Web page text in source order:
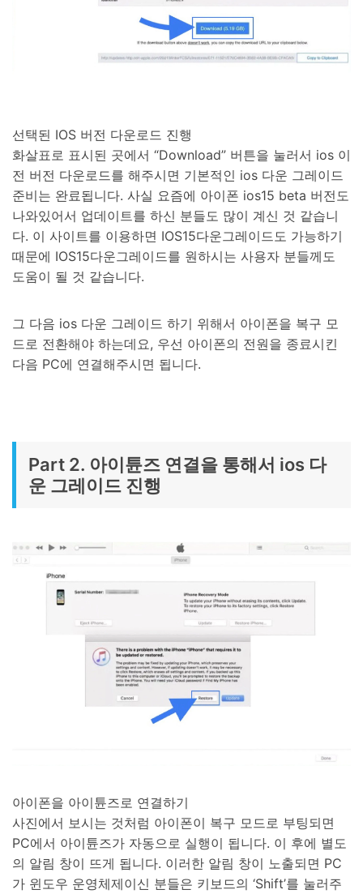
선택된 IOS 버전 다운로드 진행
화살표로 표시된 곳에서 “Download” 버튼을 눌러서 ios 이
전 버전 다운로드를 해주시면 기본적인 ios 다운 그레이드
준비는 완료됩니다. 사실 요즘에 아이폰 ios15 beta 버전도
나와있어서 업데이트를 하신 분들도 많이 계신 것 같습니
다. 이 사이트를 이용하면 IOS15다운그레이드도 가능하기
때문에 IOS15다운그레이드를 원하시는 사용자 분들께도
도움이 될 것 같습니다.
그 다음 ios 다운 그레이드 하기 위해서 아이폰을 복구 모
드로 전환해야 하는데요, 우선 아이폰의 전원을 종료시킨
다음 PC에 연결해주시면 됩니다.
Part 2. 아이튠즈 연결을 통해서 ios 다
운 그레이드 진행
아이폰을 아이튠즈로 연결하기
사진에서 보시는 것처럼 아이폰이 복구 모드로 부팅되면
PC에서 아이튠즈가 자동으로 실행이 됩니다. 이 후에 별도
의 알림 창이 뜨게 됩니다. 이러한 알림 창이 노출되면 PC
가 윈도우 운영체제이신 분들은 키보드의 ‘Shift’를 눌러주